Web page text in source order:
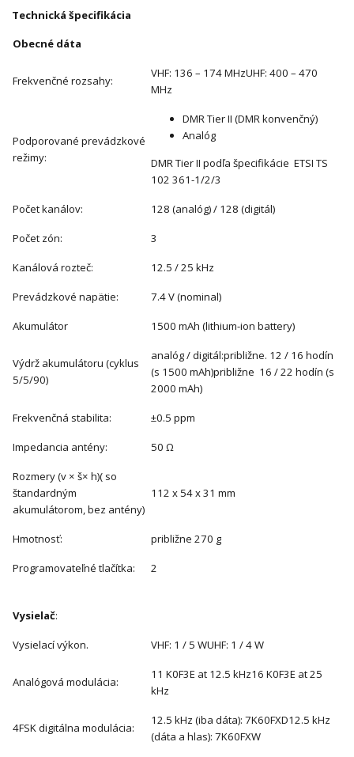
Technická špecifikácia
Obecné dáta
Frekvenčné rozsahy:
VHF: 136 – 174 MHzUHF: 400 – 470
MHz
Podporované prevádzkové
režimy:
DMR Tier II (DMR konvenčný)
Analóg
DMR Tier II podľa špecifikácie ETSI TS
102 361-1/2/3
Počet kanálov: 128 (analóg) / 128 (digitál)
Počet zón: 3
Kanálová rozteč: 12.5 / 25 kHz
Prevádzkové napätie: 7.4 V (nominal)
Akumulátor 1500 mAh (lithium-ion battery)
Výdrž akumulátoru (cyklus
5/5/90)
analóg / digitál:približne. 12 / 16 hodín
(s 1500 mAh)približne 16 / 22 hodín (s
2000 mAh)
Frekvenčná stabilita: ±0.5 ppm
Impedancia antény: 50 Ω
Rozmery (v × š× h)( so
štandardným
akumulátorom, bez antény)
112 x 54 x 31 mm
Hmotnosť: približne 270 g
Programovateľné tlačítka: 2
Vysielač:
Vysielací výkon. VHF: 1 / 5 WUHF: 1 / 4 W
Analógová modulácia:
11 K0F3E at 12.5 kHz16 K0F3E at 25
kHz
4FSK digitálna modulácia:
12.5 kHz (iba dáta): 7K60FXD12.5 kHz
(dáta a hlas): 7K60FXW